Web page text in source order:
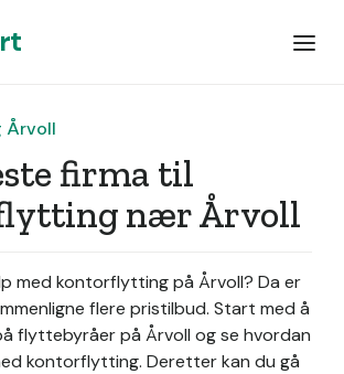
Årvoll
firma til
nær Årvoll
med kontorflytting på Årvoll? Da er
flere pristilbud. Start med å
flyttebyråer på Årvoll og se hvordan
kontorflytting. Deretter kan du gå